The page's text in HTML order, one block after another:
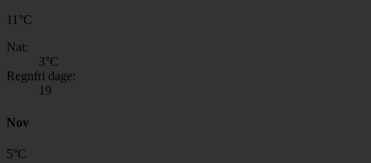
11 °C
Nat:
3°C
Regnfri dage:
19
Nov
5°C